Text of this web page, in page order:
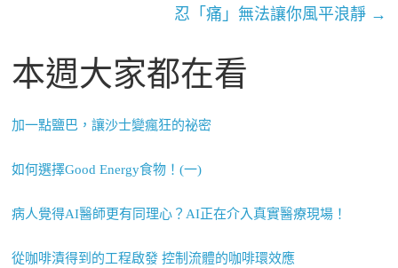
忍「痛」無法讓你風平浪靜 →
本週大家都在看
加一點鹽巴，讓沙士變瘋狂的祕密
如何選擇Good Energy食物！(一)
病人覺得AI醫師更有同理心？AI正在介入真實醫療現場！
從咖啡漬得到的工程啟發 控制流體的咖啡環效應